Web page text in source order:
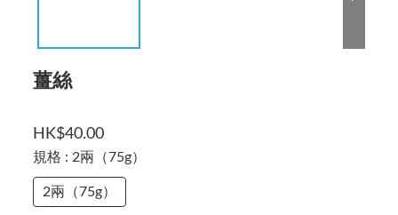
薑絲
HK$40.00
規格 : 2兩（75g）
2兩（75g）